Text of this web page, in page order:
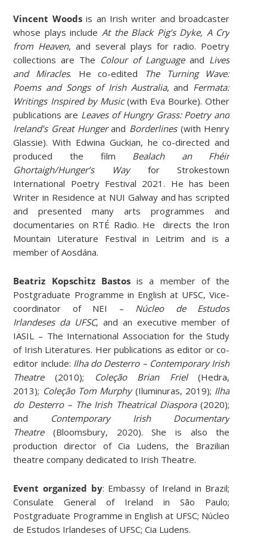
Vincent Woodsis an Irish writer and broadcaster
whose plays include At the Black Pig’s Dyke, A Cry
from Heaven, and several plays for radio. Poetry
collections are The Colour of Languageand Lives
and Miracles. He co-edited The Turning Wave:
Poems and Songs of Irish Australia, and Fermata:
Writings Inspired by Music(with Eva Bourke). Other
publications are Leaves of Hungry Grass: Poetry and
Ireland’s Great Hungerand Borderlines(with Henry
Glassie). With Edwina Guckian, he co-directed and
produced the film Bealach an Fhéir
Ghortaigh/Hunger’s Wayfor Strokestown
International Poetry Festival 2021. He has been
Writer in Residence at NUI Galway and has scripted
and presented many arts programmes and
documentaries on RTÉ Radio. He directs the Iron
Mountain Literature Festival in Leitrim and is a
member of Aosdána.
Beatriz Kopschitz Bastosis a member of the
Postgraduate Programme in English at UFSC, Vice-
coordinator of NEI – Núcleo de Estudos
Irlandeses da UFSC, and an executive member of
IASIL – The International Association for the Study
of Irish Literatures. Her publications as editor or co-
editor include: Ilha do Desterro – Contemporary Irish
Theatre(2010); Coleção Brian Friel(Hedra,
2013); Coleção Tom Murphy (Iluminuras, 2019); Ilha
do Desterro – The Irish Theatrical Diaspora(2020);
and Contemporary Irish Documentary
Theatre(Bloomsbury, 2020). She is also the
production director of Cia Ludens, the Brazilian
theatre company dedicated to Irish Theatre.
Event organized by: Embassy of Ireland in Brazil;
Consulate General of Ireland in São Paulo;
Postgraduate Programme in English at UFSC; Núcleo
de Estudos Irlandeses of UFSC; Cia Ludens.